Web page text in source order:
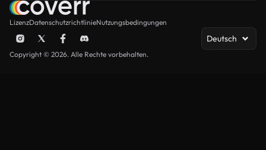
LizenzDatenschutzrichtlinieNutzungsbedingungen
Deutsch
Copyright © 2026. Alle Rechte vorbehalten.